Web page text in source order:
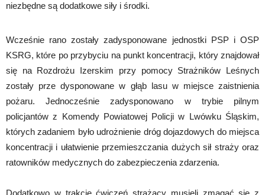
niezbędne są dodatkowe siły i środki.
Wcześnie rano zostały zadysponowane jednostki PSP i OSP
KSRG, które po przybyciu na punkt koncentracji, który znajdował
się na Rozdrożu Izerskim przy pomocy Strażników Leśnych
zostały prze dysponowane w głąb lasu w miejsce zaistnienia
pożaru. Jednocześnie zadysponowano w trybie pilnym
policjantów z Komendy Powiatowej Policji w Lwówku Śląskim,
których zadaniem było udrożnienie dróg dojazdowych do miejsca
koncentracji i ułatwienie przemieszczania dużych sił straży oraz
ratowników medycznych do zabezpieczenia zdarzenia.